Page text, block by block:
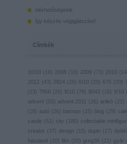
elérhetőségeink
Így készíts végigjátszást!
Címkék
10/10 ( 16 ) 2008 ( 18 ) 2009 ( 73) 2010 (
2012 ( 43) 2824 ( 26 ) 6/10 ( 20) 675 ( 20)
( 23) 7958 ( 26 ) 8/10 ( 78 ) 8043 ( 16 ) 9/10 (
advent ( 55) advent 2011 ( 26 ) anikó ( 21 )
(
18 ) autó ( 26 ) batman ( 15) blog ( 29)
castle ( 51 ) city ( 185) collectable
creator ( 37) design ( 15) duplo ( 17)
fabuland ( 20) film ( 20) greg36 ( 21 ) gyár (